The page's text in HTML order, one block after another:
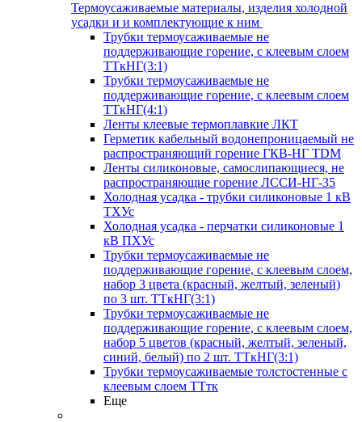
Термоусаживаемые материалы, изделия холодной
усадки и и комплектующие к ним
Трубки термоусаживаемые не
поддерживающие горение, с клеевым слоем
ТТкНГ(3:1)
Трубки термоусаживаемые не
поддерживающие горение, с клеевым слоем
ТТкНГ(4:1)
Ленты клеевые термоплавкие ЛКТ
Герметик кабельный водонепроницаемый не
распространяющий горение ГКВ-НГ TDM
Ленты силиконовые, самослипающиеся, не
распространяющие горение ЛССИ-НГ-35
Холодная усадка - трубки силиконовые 1 кВ
ТХУс
Холодная усадка - перчатки силиконовые 1
кВ ПХУс
Трубки термоусаживаемые не
поддерживающие горение, с клеевым слоем,
набор 3 цвета (красный, желтый, зеленый)
по 3 шт. ТТкНГ(3:1)
Трубки термоусаживаемые не
поддерживающие горение, с клеевым слоем,
набор 5 цветов (красный, желтый, зеленый,
синий, белый) по 2 шт. ТТкНГ(3:1)
Трубки термоусаживаемые толстостенные с
клеевым слоем ТТтк
Еще